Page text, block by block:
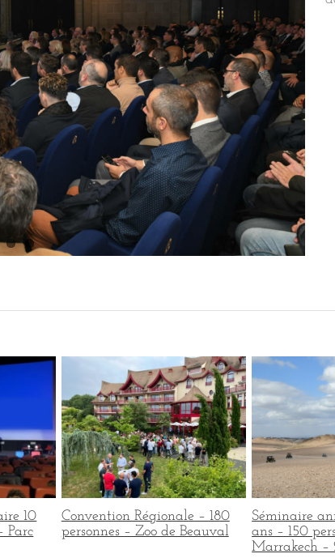
10
Parc
Convention Régionale – 180
personnes – Zoo de Beauval
Séminaire
ans – 150
Marrakech –